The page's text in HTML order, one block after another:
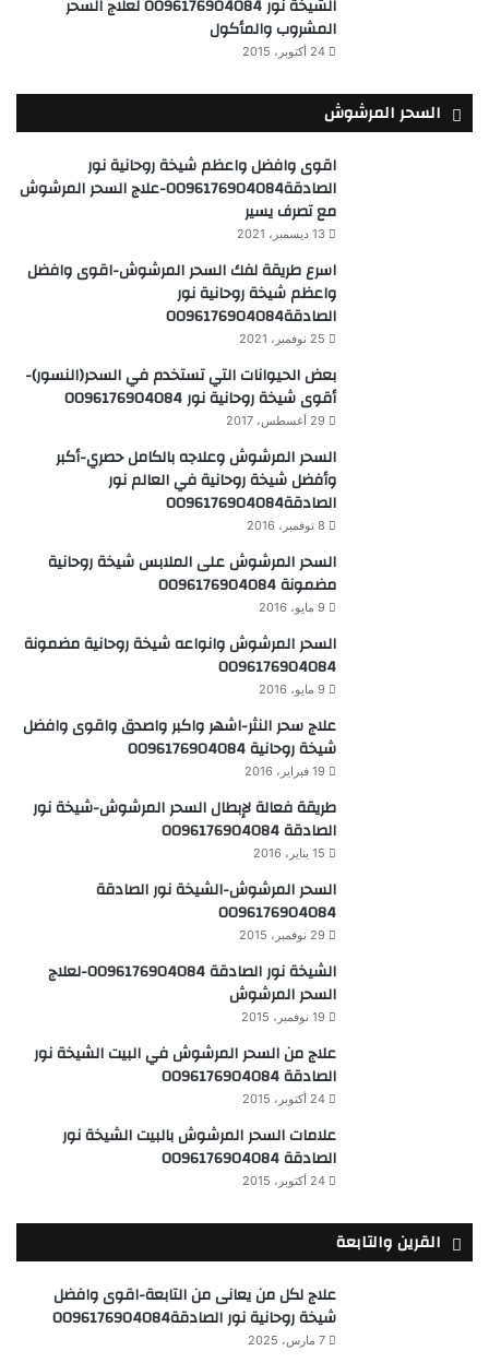
الشيخة نور 0096176904084 لعلاج السحر
المشروب والمأكول
24 أكتوبر، 2015
السحر المرشوش
اقوى وافضل واعظم شيخة روحانية نور
الصادقة0096176904084-علاج السحر المرشوش
مع تصرف يسير
13 ديسمبر، 2021
اسرع طريقة لفك السحر المرشوش-اقوى وافضل
واعظم شيخة روحانية نور
الصادقة0096176904084
25 نوفمبر، 2021
بعض الحيوانات التي تستخدم في السحر(النسور)-
أقوى شيخة روحانية نور 0096176904084
29 أغسطس، 2017
السحر المرشوش وعلاجه بالكامل حصري-أكبر
وأفضل شيخة روحانية في العالم نور
الصادقة0096176904084
8 نوفمبر، 2016
السحر المرشوش على الملابس شيخة روحانية
مضمونة 0096176904084
9 مايو، 2016
السحر المرشوش وانواعه شيخة روحانية مضمونة
0096176904084
9 مايو، 2016
علاج سحر النثر-اشهر واكبر واصدق واقوى وافضل
شيخة روحانية 0096176904084
19 فبراير، 2016
طريقة فعالة لإبطال السحر المرشوش-شيخة نور
الصادقة 0096176904084
15 يناير، 2016
السحر المرشوش-الشيخة نور الصادقة
0096176904084
29 نوفمبر، 2015
الشيخة نور الصادقة 0096176904084-لعلاج
السحر المرشوش
19 نوفمبر، 2015
علاج من السحر المرشوش في البيت الشيخة نور
الصادقة 0096176904084
24 أكتوبر، 2015
علامات السحر المرشوش بالبيت الشيخة نور
الصادقة 0096176904084
24 أكتوبر، 2015
القرين والتابعة
علاج لكل من يعانى من التابعة-اقوى وافضل
شيخة روحانية نور الصادقة0096176904084
7 مارس، 2025